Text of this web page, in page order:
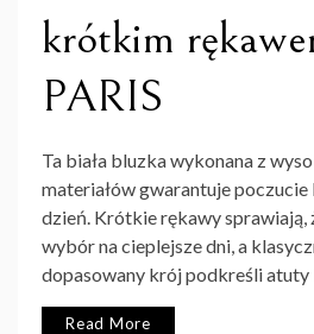
krótkim
PARIS
Ta biała bluzka wykonana z
materiałów gwarantuje
dzień. Krótkie rękawy sprawiają,
wybór na cieplejsze dni, a
dopasowany krój podkreśli atuty
Read More